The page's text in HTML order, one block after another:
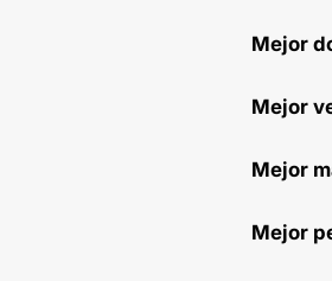
Mejor
Mejor
Mejor
Mejor